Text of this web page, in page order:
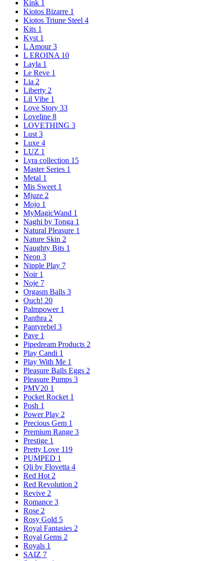
Kink 1
Kiotos Bizarre 1
Kiotos Triune Steel 4
Kits 1
Kyst 1
L Amour 3
L EROINA 10
Layla 1
Le Reve 1
Lia 2
Liberty 2
Lil Vibe 1
Love Story 33
Loveline 8
LOVETHING 3
Lust 3
Luxe 4
LUZ 1
Lyra collection 15
Master Series 1
Metal 1
Mis Sweet 1
Mjuze 2
Mojo 1
MyMagicWand 1
Naghi by Tonga 1
Natural Pleasure 1
Nature Skin 2
Naughty Bits 1
Neon 3
Nipple Play 7
Noir 1
Noje 7
Orgasm Balls 3
Ouch! 20
Palmpower 1
Panthra 2
Pantyrebel 3
Pave 1
Pipedream Products 2
Play Candi 1
Play With Me 1
Pleasure Balls Eggs 2
Pleasure Pumps 3
PMV20 1
Pocket Rocket 1
Posh 1
Power Play 2
Precious Gem 1
Premium Range 3
Prestige 1
Pretty Love 119
PUMPED 1
Qli by Flovetta 4
Red Hot 2
Red Revolution 2
Revive 2
Romance 3
Rose 2
Rosy Gold 5
Royal Fantasies 2
Royal Gems 2
Royals 1
SAIZ 7